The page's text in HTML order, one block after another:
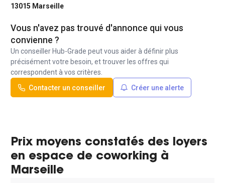
13015 Marseille
Vous n'avez pas trouvé d'annonce qui vous
convienne ?
Un conseiller Hub-Grade peut vous aider à définir plus
précisément votre besoin, et trouver les offres qui
correspondent à vos critères.
Contacter un conseiller
Créer une alerte
Prix moyens constatés des loyers
en espace de coworking à
Marseille